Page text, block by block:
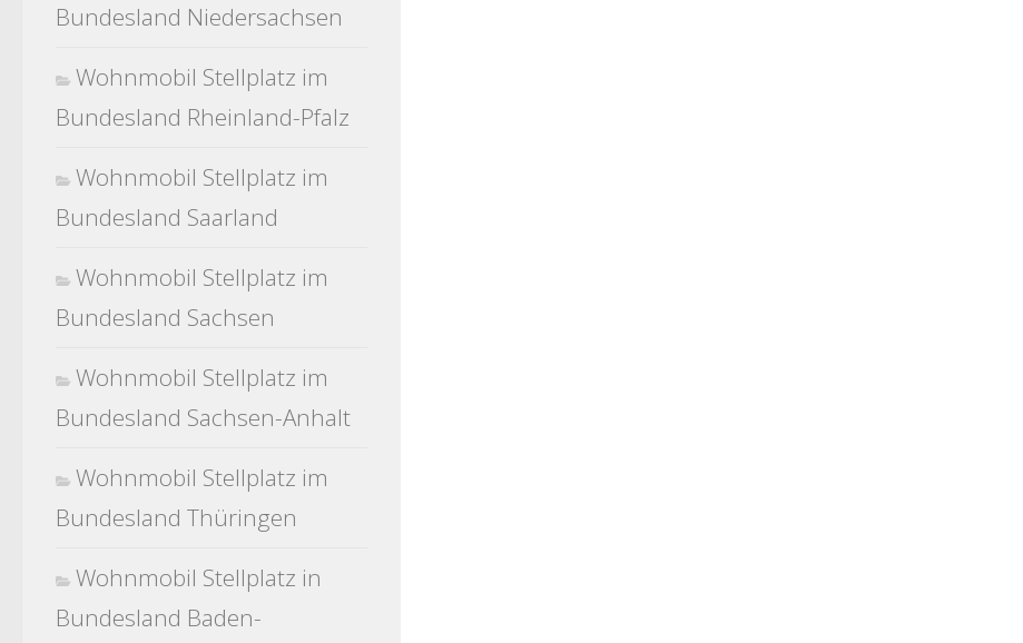
Bundesland Niedersachsen
Wohnmobil Stellplatz im
Bundesland Rheinland-Pfalz
Wohnmobil Stellplatz im
Bundesland Saarland
Wohnmobil Stellplatz im
Bundesland Sachsen
Wohnmobil Stellplatz im
Bundesland Sachsen-Anhalt
Wohnmobil Stellplatz im
Bundesland Thüringen
Wohnmobil Stellplatz in
Bundesland Baden-